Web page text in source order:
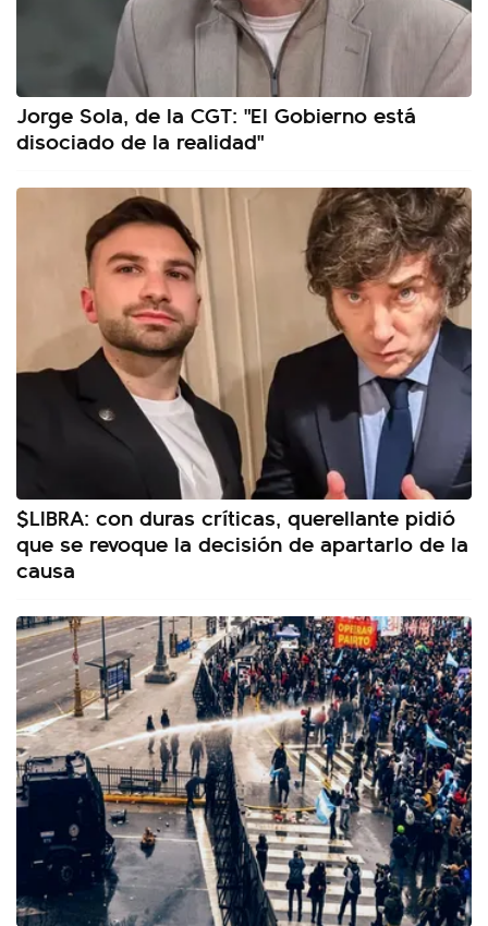
Jorge Sola, de la CGT: "El Gobierno está
disociado de la realidad"
$LIBRA: con duras críticas, querellante pidió
que se revoque la decisión de apartarlo de la
causa